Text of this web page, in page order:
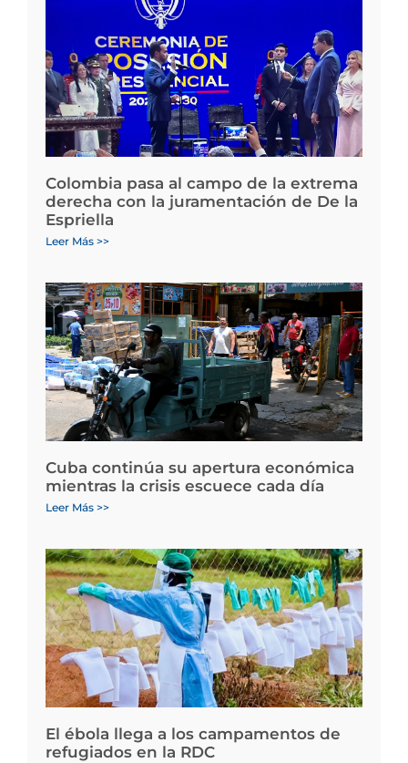
Colombia pasa al campo de la extrema
derecha con la juramentación de De la
Espriella
Leer Más >>
Cuba continúa su apertura económica
mientras la crisis escuece cada día
Leer Más >>
El ébola llega a los campamentos de
refugiados en la RDC